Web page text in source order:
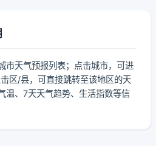
市天气预报列表；点击城市，可进
区/县，可直接跳转至该地区的天
温、7天天气趋势、生活指数等信